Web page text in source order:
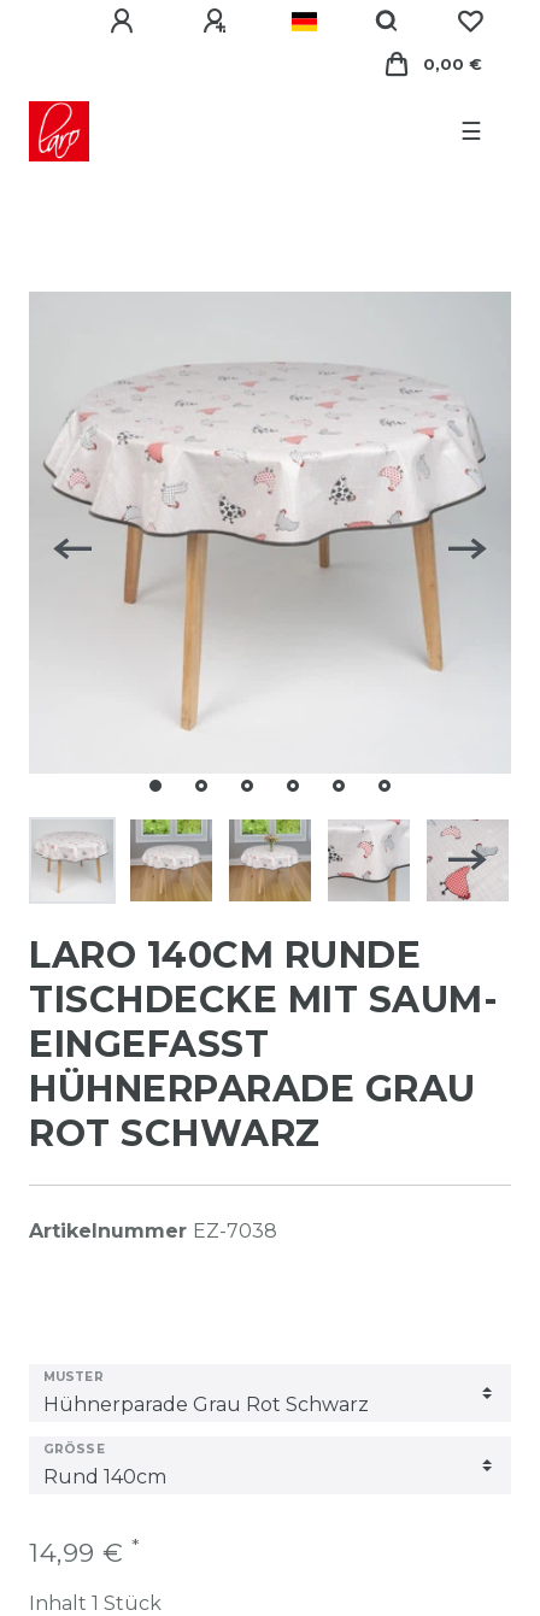
0,00 €
☰
LARO 140CM RUNDE
TISCHDECKE MIT SAUM-
EINGEFASST
HÜHNERPARADE GRAU
ROT SCHWARZ
Artikelnummer EZ-7038
MUSTER
GRÖSSE
14,99 € *
Inhalt 1 Stück